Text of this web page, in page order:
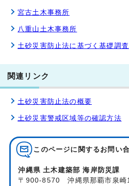
宮古土木事務所
八重山土木事務所
土砂災害防止法に基づく基礎調
関連リンク
土砂災害防止法の概要
土砂災害警戒区域等の確認方法
このページに関する お問い
沖縄県 土木建築部 海岸防災課
〒900-8570 沖縄県那覇市泉崎